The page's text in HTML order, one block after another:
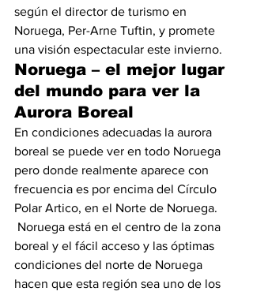
según el director de turismo en
Noruega, Per-Arne Tuftin, y promete
una visión espectacular este invierno.
Noruega – el mejor lugar
del mundo para ver la
Aurora Boreal
En condiciones adecuadas la aurora
boreal se puede ver en todo Noruega
pero donde realmente aparece con
frecuencia es por encima del Círculo
Polar Artico, en el Norte de Noruega.
Noruega está en el centro de la zona
boreal y el fácil acceso y las óptimas
condiciones del norte de Noruega
hacen que esta región sea uno de los